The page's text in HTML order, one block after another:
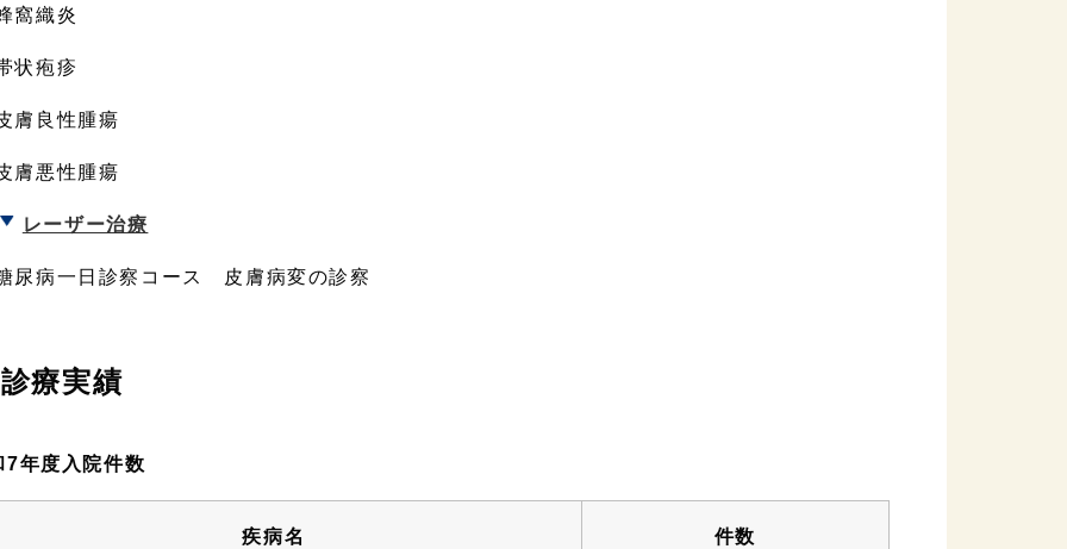
窩織炎
状疱疹
膚良性腫瘍
膚悪性腫瘍
レーザー治療
尿病一日診察コース 皮膚病変の診察
診療実績
7年度入院件数
疾病名 件数